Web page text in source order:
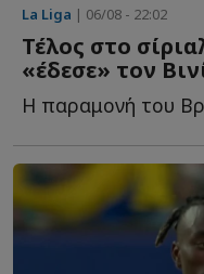
La Liga | 06/08 - 22:02
Τέλος στο
«έδεσε» τον